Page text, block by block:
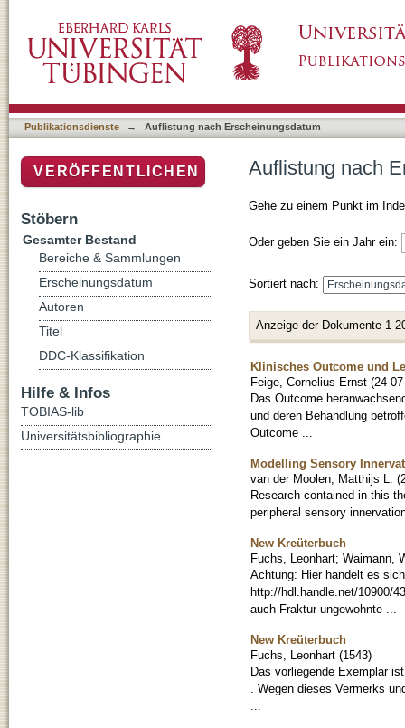
Publikationsdienste → Auflistung nach Erscheinungsdatum
Auflistung nach
Gehe zu einem Punkt im
Oder geben Sie ein Jahr ein:
Sortiert nach:
Anzeige der Dokumente 1-
Klinisches Outcome und
Feige, Cornelius Ernst (24-
Das Outcome
und deren Behandlung
Outcome ...
Modelling Sensory
van der Moolen, Matthijs L.
(
Research contained in this
peripheral sensory
New Kreüterbuch
Fuchs, Leonhart; Waimann,
Achtung: Hier handelt es
http://hdl.handle.net/10900/
auch Fraktur-ungewohnte ...
New Kreüterbuch
Fuchs, Leonhart (1543)
Das vorliegende Exemplar
. Wegen dieses Vermerks
VERÖFFENTLICHEN
Stöbern
Gesamter Bestand
Bereiche & Sammlungen
Erscheinungsdatum
Autoren
Titel
DDC-Klassifikation
Hilfe & Infos
TOBIAS-lib
Universitätsbibliographie